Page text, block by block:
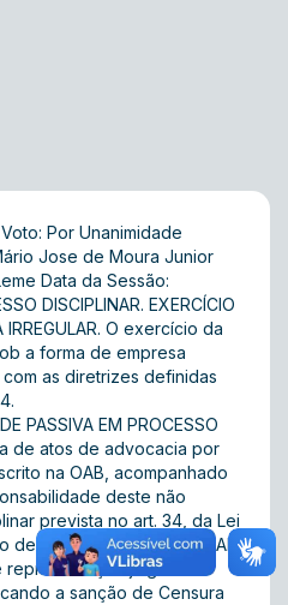
Por Unanimidade
Jose de Moura Junior
Data da Sessão:
DISCIPLINAR. EXERCÍCIO
IRREGULAR. O exercício da
a forma de empresa
as diretrizes definidas
PASSIVA EM PROCESSO
de atos de advocacia por
na OAB, acompanhado
deste não
prevista no art. 34, da Lei
Ética e Disciplina da OAB.
julgada
a sanção de Censura